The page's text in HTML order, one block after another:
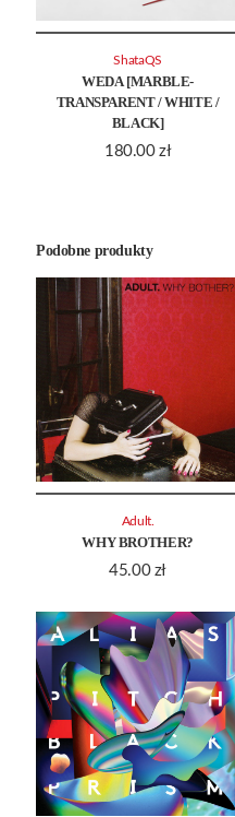
WEDA [MARBLE-
TRANSPARENT / WHITE /
BLACK]
180.00 zł
ShataQS
Podobne produkty
WHY BROTHER?
45.00 zł
Adult.